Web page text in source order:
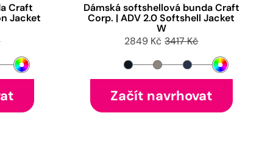
Craft
Jacket
Dámská softshellová bunda Craft
Corp. | ADV 2.0 Softshell Jacket
W
2849 Kč 3417 Kč
Začít navrhovat